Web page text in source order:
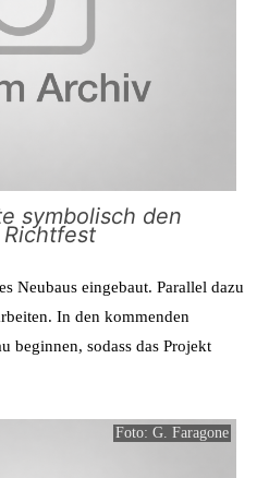
symbolisch den
Neubaus eingebaut. Parallel dazu
In den kommenden
beginnen, sodass das Projekt
Foto: G. Faragone